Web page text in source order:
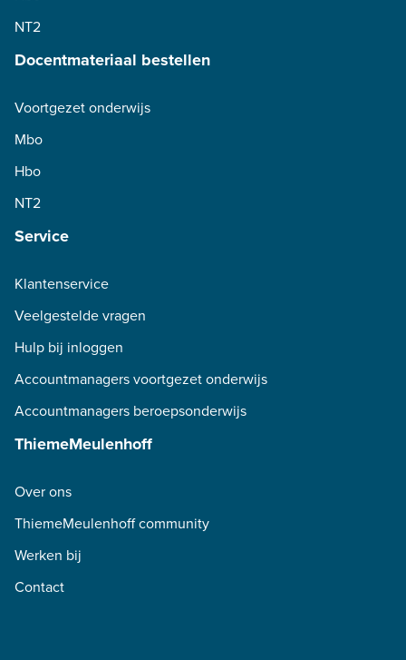
NT2
Docentmateriaal bestellen
Voortgezet onderwijs
Mbo
Hbo
NT2
Service
Klantenservice
Veelgestelde vragen
Hulp bij inloggen
Accountmanagers voortgezet onderwijs
Accountmanagers beroepsonderwijs
ThiemeMeulenhoff
Over ons
ThiemeMeulenhoff community
Werken bij
Contact